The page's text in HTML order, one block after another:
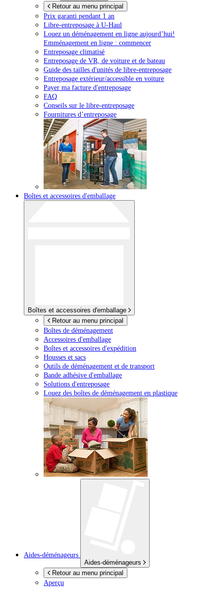
Retour au menu principal
Prix garanti pendant 1 an
Libre-entreposage à U-Haul
Louez un déménagement en ligne aujourd’hui!
Emménagement en ligne : commencer
Entreposage climatisé
Entreposage de VR, de voiture et de bateau
Guide des tailles d'unités de libre-entreposage
Entreposage extérieur/accessible en voiture
Payer ma facture d'entreposage
FAQ
Conseils sur le libre-entreposage
Fournitures d’entreposage
Boîtes et accessoires d'emballage
Boîtes et accessoires d'emballage
Retour au menu principal
Boîtes de déménagement
Accessoires d'emballage
Boîtes et accessoires d'expédition
Housses et sacs
Outils de déménagement et de transport
Bande adhésive d'emballage
Solutions d'entreposage
Louez des boîtes de déménagement en plastique
Aides-déménageurs
Aides-déménageurs
Retour au menu principal
Aperçu